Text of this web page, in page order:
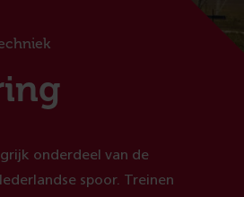
onderdeel van de
spoor. Treinen